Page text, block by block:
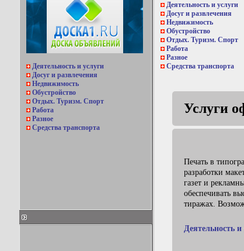
Деятельность и услуги
Досуг и развлечения
Недвижимость
Обустройство
Отдых. Туризм. Спорт
Работа
Разное
Средства транспорта
Деятельность и услуги
Досуг и развлечения
Недвижимость
Обустройство
Отдых. Туризм. Спорт
Работа
Разное
Средства транспорта
Услуги
Печать в
разработки
газет и
обеспечивать
тиражах.
Деятельность и